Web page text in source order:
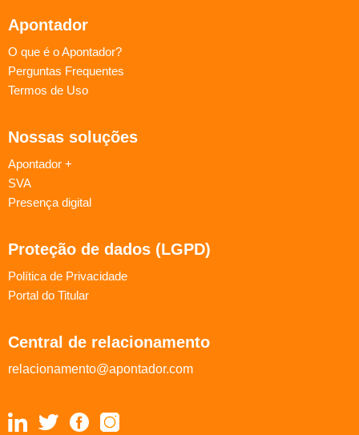
Apontador
O que é o Apontador?
Perguntas Frequentes
Termos de Uso
Nossas soluções
Apontador +
SVA
Presença digital
Proteção de dados (LGPD)
Política de Privacidade
Portal do Titular
Central de relacionamento
relacionamento@apontador.com